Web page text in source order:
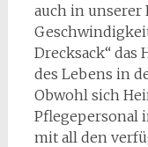
auch in unserer
Drecksack“ das
des Lebens in
Obwohl sich
Pflegepersonal
mit all den